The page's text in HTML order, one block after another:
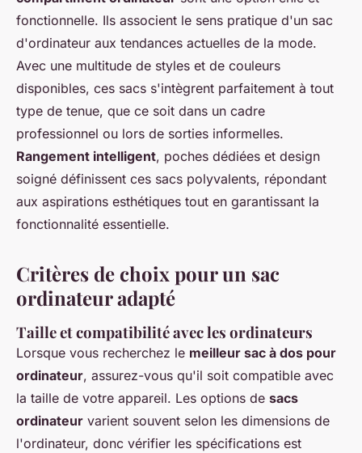
fonctionnelle. Ils associent le sens pratique d'un sac
d'ordinateur aux tendances actuelles de la mode.
Avec une multitude de styles et de couleurs
disponibles, ces sacs s'intègrent parfaitement à tout
type de tenue, que ce soit dans un cadre
professionnel ou lors de sorties informelles.
Rangement intelligent, poches dédiées et design
soigné définissent ces sacs polyvalents, répondant
aux aspirations esthétiques tout en garantissant la
fonctionnalité essentielle.
Critères de choix pour un sac
ordinateur adapté
Taille et compatibilité avec les ordinateurs
Lorsque vous recherchez le meilleur sac à dos pour
ordinateur, assurez-vous qu'il soit compatible avec
la taille de votre appareil. Les options de sacs
ordinateur varient souvent selon les dimensions de
l'ordinateur, donc vérifier les spécifications est